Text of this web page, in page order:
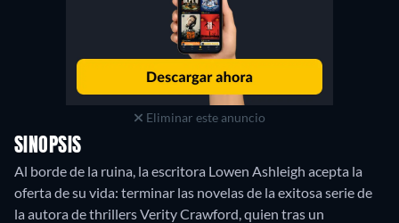
Eliminar este anuncio
SINOPSIS
Al borde de la ruina, la escritora Lowen Ashleigh acepta la
oferta de su vida: terminar las novelas de la exitosa serie de
la autora de thrillers Verity Crawford, quien tras un